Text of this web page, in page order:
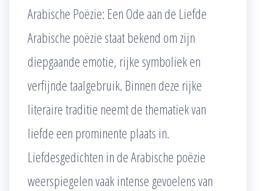
Arabische Poëzie: Een Ode aan de Liefde
Arabische poëzie staat bekend om zijn
diepgaande emotie, rijke symboliek en
verfijnde taalgebruik. Binnen deze rijke
literaire traditie neemt de thematiek van
liefde een prominente plaats in.
Liefdesgedichten in de Arabische poëzie
weerspiegelen vaak intense gevoelens van